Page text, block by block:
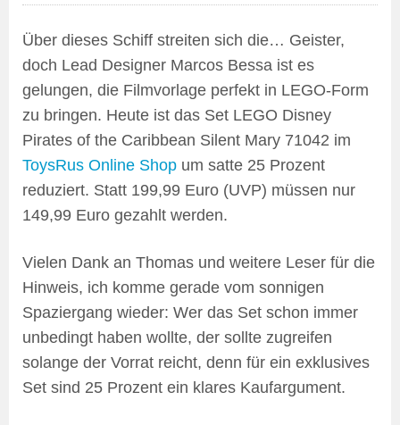
Über dieses Schiff streiten sich die… Geister,
doch Lead Designer Marcos Bessa ist es
gelungen, die Filmvorlage perfekt in LEGO-Form
zu bringen. Heute ist das Set LEGO Disney
Pirates of the Caribbean Silent Mary 71042 im
ToysRus Online Shop um satte 25 Prozent
reduziert. Statt 199,99 Euro (UVP) müssen nur
149,99 Euro gezahlt werden.
Vielen Dank an Thomas und weitere Leser für die
Hinweis, ich komme gerade vom sonnigen
Spaziergang wieder: Wer das Set schon immer
unbedingt haben wollte, der sollte zugreifen
solange der Vorrat reicht, denn für ein exklusives
Set sind 25 Prozent ein klares Kaufargument.